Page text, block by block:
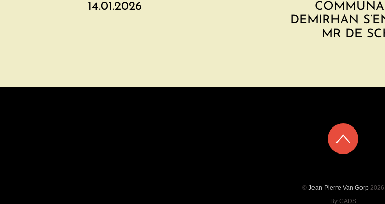
14.01.2026
DEMIRHAN
MR DE
© Jean-Pierre Van Gorp2026
By CADS